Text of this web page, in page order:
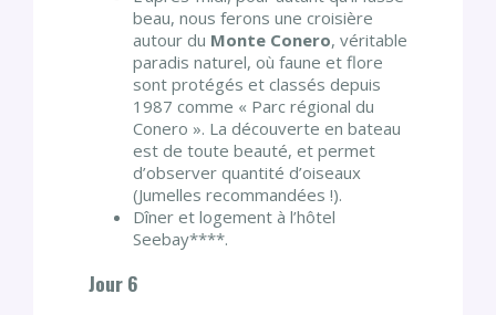
beau, nous ferons une croisière
autour du Monte Conero, véritable
paradis naturel, où faune et flore
sont protégés et classés depuis
1987 comme « Parc régional du
Conero ». La découverte en bateau
est de toute beauté, et permet
d’observer quantité d’oiseaux
(Jumelles recommandées !).
Dîner et logement à l’hôtel
Seebay****.
Jour 6